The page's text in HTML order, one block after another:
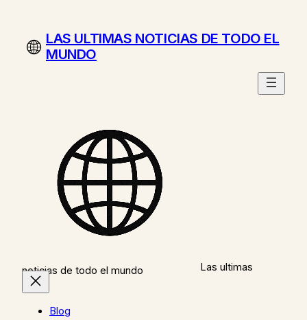
contenidoLAS ULTIMAS NOTICIAS DE TODO EL
MUNDO
Las ultimas
noticias de todo el mundo
Blog